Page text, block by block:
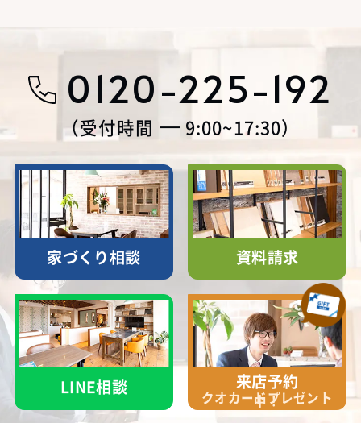
0120-225-192
受付時間 9:00~17:30
家づくり相談 資料請求
LINE相談 来店予約
クオカードプレゼント
中！